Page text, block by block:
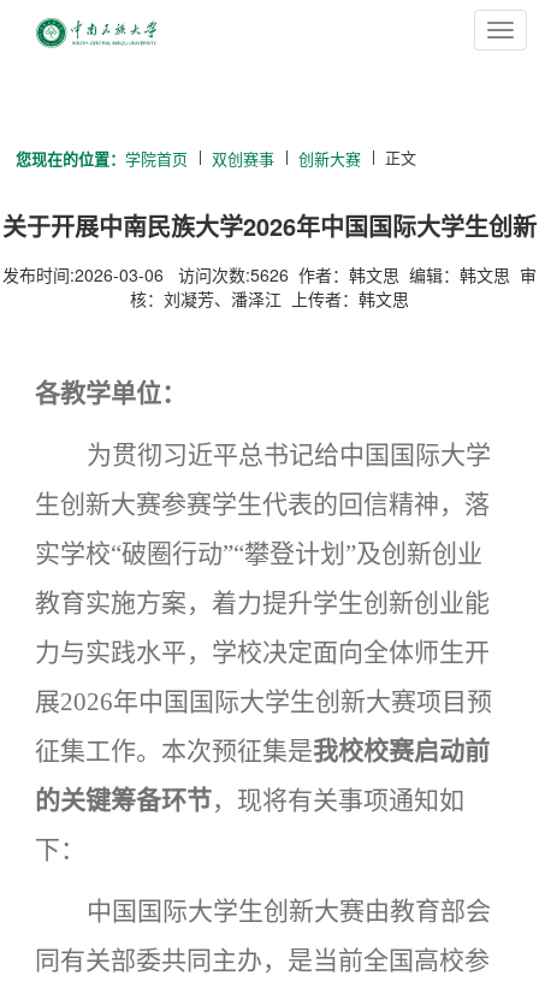
切
换
您现在的位置：学院首页 双创赛事 创新大赛 正文
关于开展中南民族大学2026年中国国际大学生创新
发布时间:2026-03-06 访问次数:5626 作者：韩文思 编辑：韩文思 审
核：刘凝芳、潘泽江 上传者：韩文思
各教学单位：
为贯彻习近平总书记给中国国际大学
生创新大赛参赛学生代表的回信精神，落
实学校“破圈行动”“攀登计划”及创新创业
教育实施方案，着力提升学生创新创业能
力与实践水平，学校决定面向全体师生开
展2026年中国国际大学生创新大赛项目预
征集工作。本次预征集是我校校赛启动前
的关键筹备环节，现将有关事项通知如
下：
中国国际大学生创新大赛由教育部会
同有关部委共同主办，是当前全国高校参